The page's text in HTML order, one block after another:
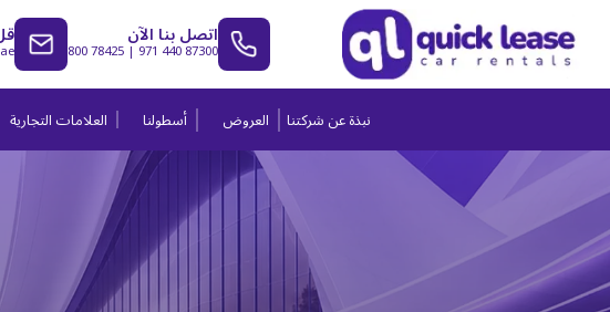
اتصل بنا الآن800 78425 |971 440 87300
نبذة عن شركتنا العروض أسطولنا العلامات التجارية